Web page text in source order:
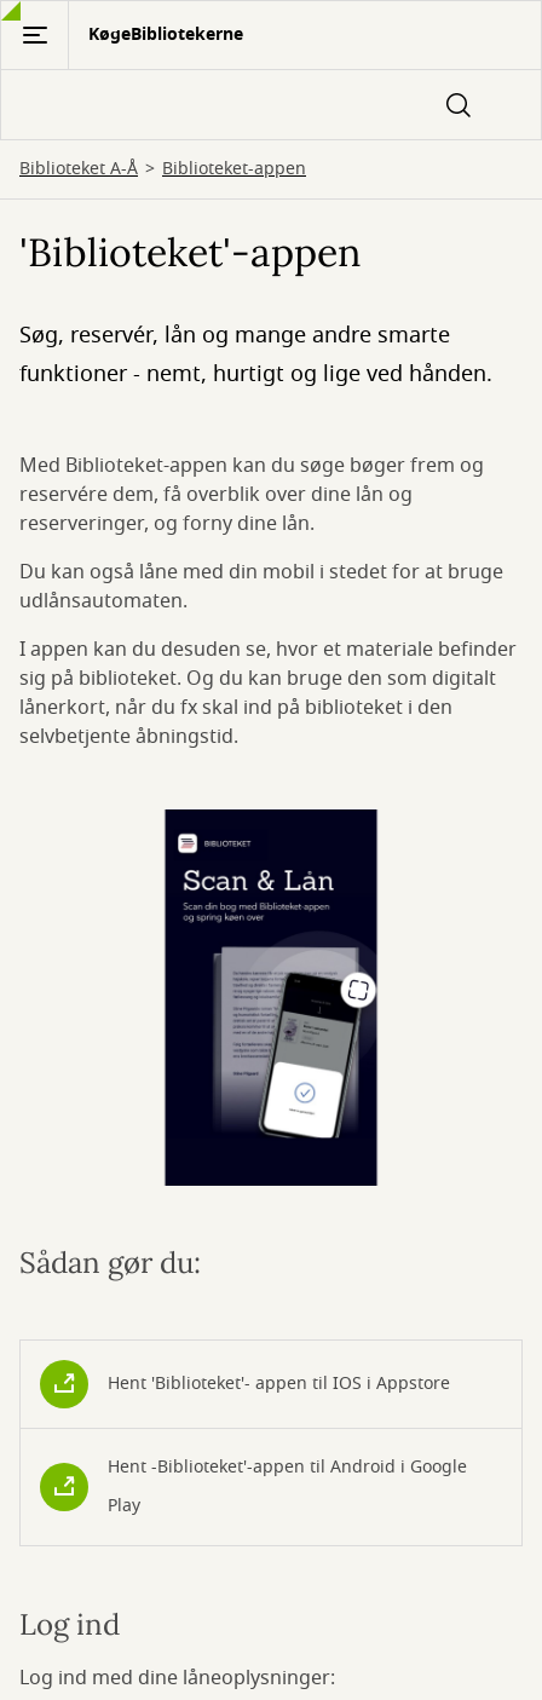
Gå
hovedindhold
KøgeBibliotekerne
Biblioteket A-Å Biblioteket-appen
'Biblioteket'-appen
Søg, reservér, lån og mange andre smarte
funktioner - nemt, hurtigt og lige ved hånden.
Med Biblioteket-appen kan du søge bøger frem og
reservére dem, få overblik over dine lån og
reserveringer, og forny dine lån.
Du kan også låne med din mobil i stedet for at bruge
udlånsautomaten.
I appen kan du desuden se, hvor et materiale befinder
sig på biblioteket. Og du kan bruge den som digitalt
lånerkort, når du fx skal ind på biblioteket i den
selvbetjente åbningstid.
Sådan gør du:
Hent 'Biblioteket'- appen til IOS i Appstore
Hent -Biblioteket'-appen til Android i Google
Play
Log ind
Log ind med dine låneoplysninger: